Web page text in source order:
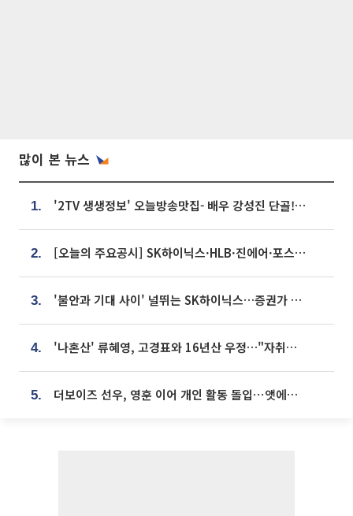
많이 본 뉴스
1. '2TV 생생정보' 오늘방송맛집- 배우 강성진 단골! 쌀국수ㆍ푸팟퐁 커리 맛집 '블○○○'
2. [오늘의 주요공시] SK하이닉스·HLB·진에어·포스코홀딩스·네이버·대우건설 등
3. '불안과 기대 사이' 널뛰는 SK하이닉스…증권가 "HBM4·LTA 기반 펀터멘털 견고"
4. '나혼산' 류혜영, 고경표와 16년산 우정…"자취방서 부모님과 마주쳐"
5. 더보이즈 선우, 영훈 이어 개인 활동 돌입⋯앳에어리어와 전속계약